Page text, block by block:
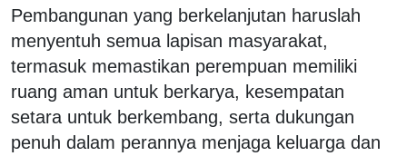
Pembangunan yang berkelanjutan haruslah
menyentuh semua lapisan masyarakat,
termasuk memastikan perempuan memiliki
ruang aman untuk berkarya, kesempatan
setara untuk berkembang, serta dukungan
penuh dalam perannya menjaga keluarga dan